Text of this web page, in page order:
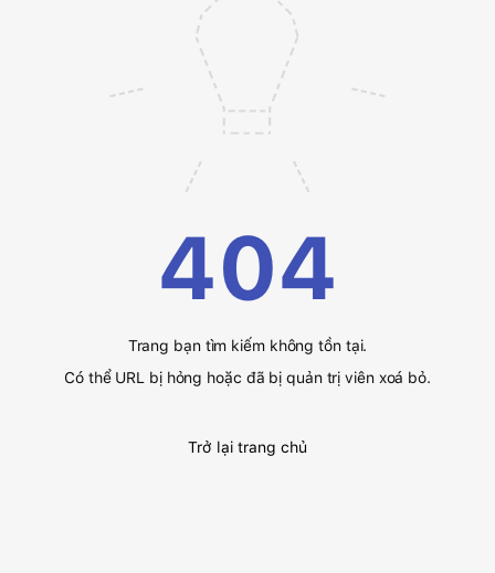
404
Trang bạn tìm kiếm không tồn tại.
Có thể URL bị hỏng hoặc đã bị quản trị viên xoá bỏ.
Trở lại trang chủ